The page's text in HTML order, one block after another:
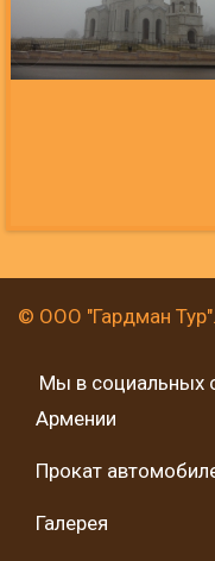
© ООО "Гардман
Мы в социальных
Армении
Прокат
Галерея